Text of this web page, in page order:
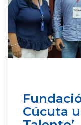
Cúcuta